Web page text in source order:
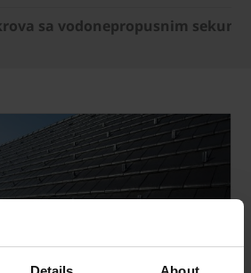
sa vodonepropusnim